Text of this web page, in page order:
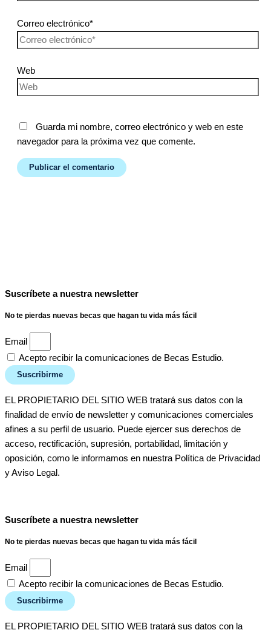
Correo electrónico*
Web
Guarda mi nombre, correo electrónico y web en este
navegador para la próxima vez que comente.
Suscríbete a nuestra newsletter
No te pierdas nuevas becas que hagan tu vida más fácil
Email
Acepto recibir la comunicaciones de Becas Estudio.
Suscribirme
EL PROPIETARIO DEL SITIO WEB tratará sus datos con la
finalidad de envío de newsletter y comunicaciones comerciales
afines a su perfil de usuario. Puede ejercer sus derechos de
acceso, rectificación, supresión, portabilidad, limitación y
oposición, como le informamos en nuestra Política de Privacidad
y Aviso Legal.
Suscríbete a nuestra newsletter
No te pierdas nuevas becas que hagan tu vida más fácil
Email
Acepto recibir la comunicaciones de Becas Estudio.
Suscribirme
EL PROPIETARIO DEL SITIO WEB tratará sus datos con la